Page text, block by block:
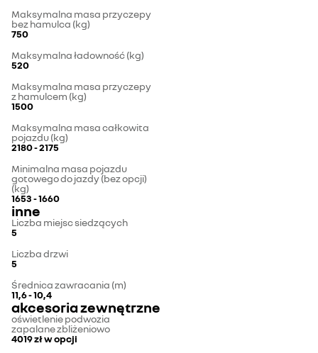
Maksymalna masa przyczepy
bez hamulca (kg)
750
Maksymalna ładowność (kg)
520
Maksymalna masa przyczepy
z hamulcem (kg)
1500
Maksymalna masa całkowita
pojazdu (kg)
2180 - 2175
Minimalna masa pojazdu
gotowego do jazdy (bez opcji)
(kg)
1653 - 1660
inne
Liczba miejsc siedzących
5
Liczba drzwi
5
Średnica zawracania (m)
11,6 - 10,4
akcesoria zewnętrzne
oświetlenie podwozia
zapalane zbliżeniowo
4019 złw opcji